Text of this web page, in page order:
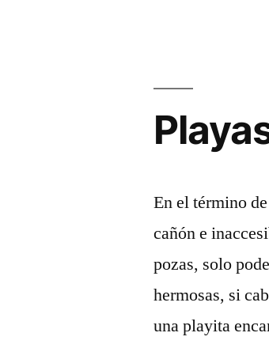
En el término
cañón e
pozas, solo
hermosas, si
una playita